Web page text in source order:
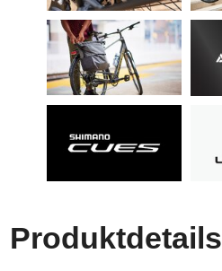
Produktdetails